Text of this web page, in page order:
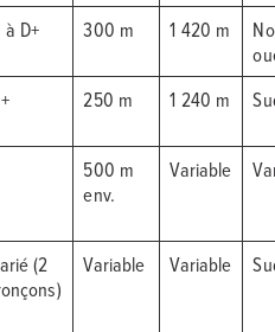
à D+ 300 m 1 420 m
250 m 1 240 m
500 m
env.
Variable
(2
Variable Variable